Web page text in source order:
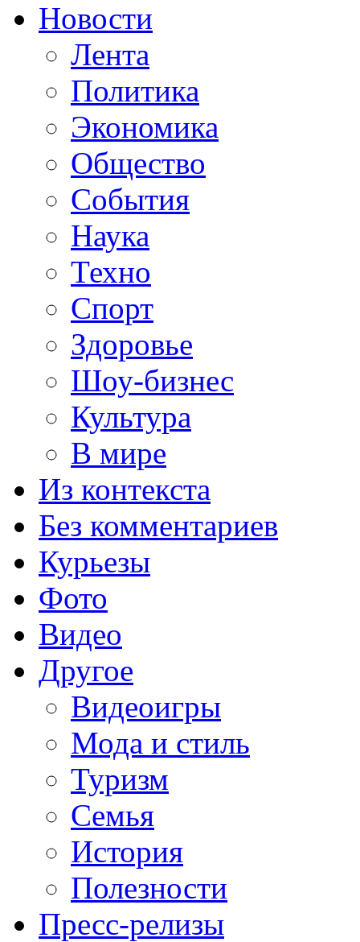
Новости
Лента
Политика
Экономика
Общество
События
Наука
Техно
Спорт
Здоровье
Шоу-бизнес
Культура
В мире
Из контекста
Без комментариев
Курьезы
Фото
Видео
Другое
Видеоигры
Мода и стиль
Туризм
Семья
История
Полезности
Пресс-релизы